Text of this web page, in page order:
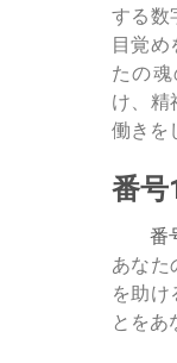
する数
目覚め
たの
け、精
働きを
番号
番
あなた
を助け
とをあ